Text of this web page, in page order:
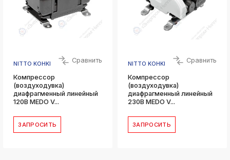
NITTO KOHKI Сравнить
Компрессор
(воздуходувка)
диафрагменный линейный
120В MEDO V...
ЗАПРОСИТЬ
NITTO KOHKI Сравнить
Компрессор
(воздуходувка)
диафрагменный линейный
230В MEDO V...
ЗАПРОСИТЬ